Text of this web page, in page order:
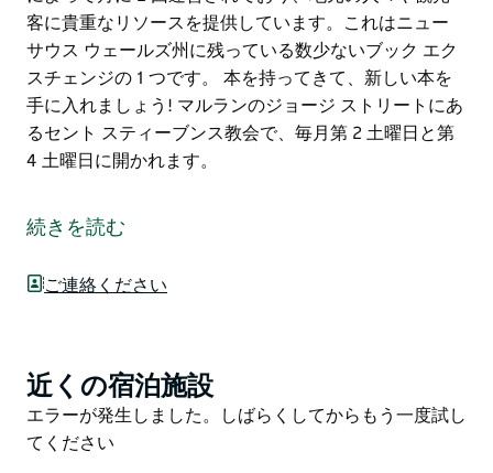
客に貴重なリソースを提供しています。これはニュー
サウス ウェールズ州に残っている数少ないブック エク
スチェンジの 1 つです。 本を持ってきて、新しい本を
手に入れましょう! マルランのジョージ ストリートにあ
るセント スティーブンス教会で、毎月第 2 土曜日と第
4 土曜日に開かれます。
によって月に 2 回運営されており、地元の人々や観光
客に貴重なリソースを提供しています。これはニュー
サウス ウェールズ州に残っている数少ないブック エク
スチェンジの 1 つです。
マルランのジョージ ストリートにあるセント スティー
ブンス教会で、毎月第 2 土曜日と第 4 土曜日に開かれ
続きを読む
ご連絡ください
Product
List
近くの宿泊施設
Product
List
エラーが発生しました。しばらくしてからもう一度試し
てください